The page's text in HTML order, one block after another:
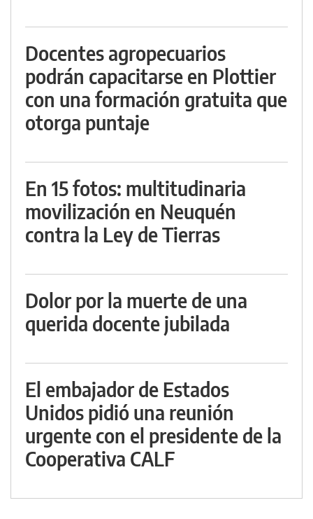
Docentes agropecuarios
podrán capacitarse en Plottier
con una formación gratuita que
otorga puntaje
En 15 fotos: multitudinaria
movilización en Neuquén
contra la Ley de Tierras
Dolor por la muerte de una
querida docente jubilada
El embajador de Estados
Unidos pidió una reunión
urgente con el presidente de la
Cooperativa CALF